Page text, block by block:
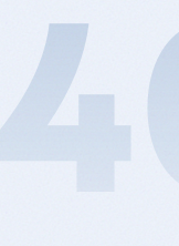
Spa Onderhoud
Filter, leidingen, cover. Alles om
topconditie te houden.
Accessoires
Filters & onderdelen voor je spa